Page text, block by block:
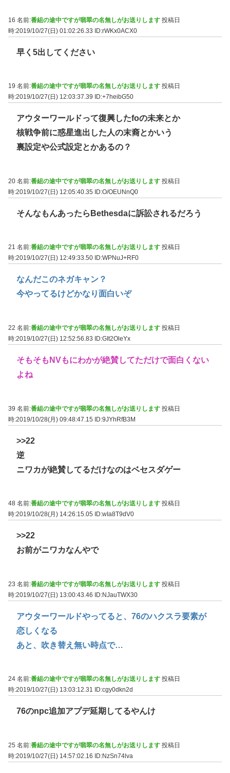
16 名前:番組の途中ですが翡翠の名無しがお送りします 投稿日
時:2019/10/27(日) 01:02:26.33 ID:rWKx0ACX0
早く5出してください
19 名前:番組の途中ですが翡翠の名無しがお送りします 投稿日
時:2019/10/27(日) 12:03:37.39
ID:+7heibG50
アウターワールドって復興したfoの未来とか
核戦争前に惑星進出した人の末裔とかいう
裏設定や公式設定とかあるの？
20 名前:番組の途中ですが翡翠の名無しがお送りします 投稿日
時:2019/10/27(日) 12:05:40.35 ID:O/OEUNnQ0
そんなもんあったらBethesdaに訴訟されるだろう
21 名前:番組の途中ですが翡翠の名無しがお送りします 投稿日
時:2019/10/27(日) 12:49:33.50 ID:WPNuJ+RF0
なんだこのネガキャン？
今やってるけどかなり面白いぞ
22 名前:番組の途中ですが翡翠の名無しがお送りします 投稿日
時:2019/10/27(日) 12:52:56.83
ID:GIt2OleYx
そもそもNVもにわかが絶賛してただけで面白くない
よね
39 名前:番組の途中ですが翡翠の名無しがお送りします 投稿日
時:2019/10/28(月) 09:48:47.15 ID:9JYhRfB3M
>>22
逆
ニワカが絶賛してるだけなのはベセスダゲー
48 名前:番組の途中ですが翡翠の名無しがお送りします 投稿日
時:2019/10/28(月) 14:26:15.05
ID:wIa8T9dV0
>>22
お前がニワカなんやで
23 名前:番組の途中ですが翡翠の名無しがお送りします 投稿日
時:2019/10/27(日) 13:00:43.46 ID:NJauTWX30
アウターワールドやってると、76のハクスラ要素が
恋しくなる
あと、吹き替え無い時点で…
24 名前:番組の途中ですが翡翠の名無しがお送りします 投稿日
時:2019/10/27(日) 13:03:12.31
ID:cgy0dkn2d
76のnpc追加アプデ延期してるやんけ
25 名前:番組の途中ですが翡翠の名無しがお送りします 投稿日
時:2019/10/27(日) 14:57:02.16
ID:NzSn74lva